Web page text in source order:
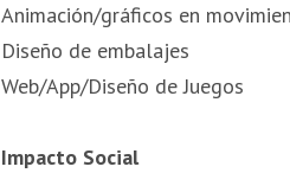
Animación/gráficos en
Diseño de embalajes
Web/App/Diseño de Juegos
Impacto Social